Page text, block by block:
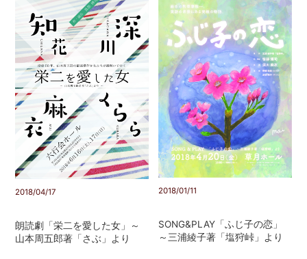
2018/04/17
朗読劇「栄二を愛した女」～
山本周五郎著「さぶ」より
2018/01/11
SONG&PLAY「ふじ子の恋」
～三浦綾子著「塩狩峠」より